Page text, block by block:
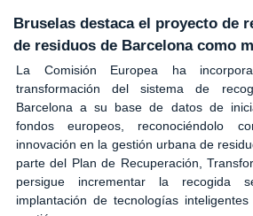
Bruselas destaca el proyecto de
de residuos de Barcelona como
La Comisión Europea ha
transformación del sistema de
Barcelona a su base de datos de
fondos europeos, reconociéndolo
innovación en la gestión urbana de
parte del Plan de Recuperación,
persigue incrementar la recogida
implantación de tecnologías